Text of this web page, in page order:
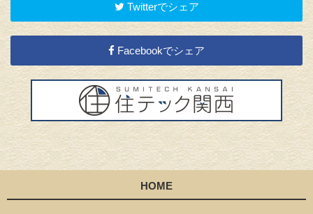
Twitterでシェア
Facebookでシェア
HOME